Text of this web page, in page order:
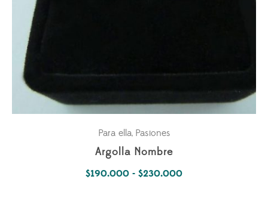
Para ella, Pasiones
Argolla Nombre
$190.000 - $230.000Rango